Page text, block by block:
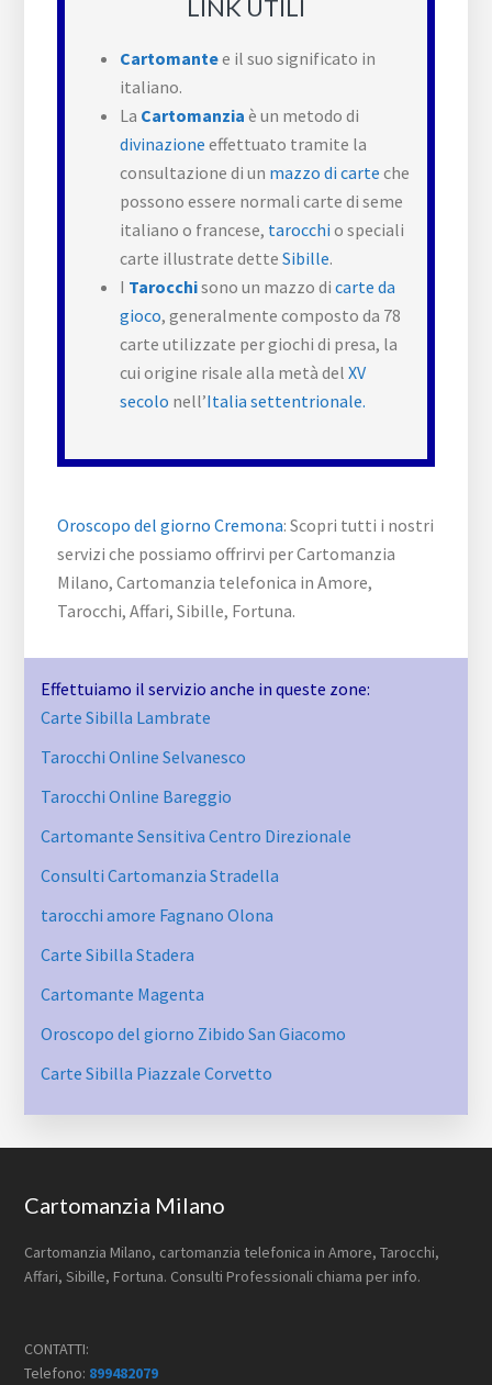
LINK UTILI
Cartomantee il suo significato in
italiano.
La Cartomanzia è un metodo di
divinazione effettuato tramite la
consultazione di un mazzo di carte che
possono essere normali carte di seme
italiano o francese, tarocchi o speciali
carte illustrate detteSibille.
I Tarocchisono un mazzo dicarte da
gioco, generalmente composto da 78
carte utilizzate per giochi di presa, la
cui origine risale alla metà delXV
secolo nell’Italia settentrionale.
Oroscopo del giorno Cremona: Scopri tutti i nostri
servizi che possiamo offrirvi per Cartomanzia
Milano, Cartomanzia telefonica in Amore,
Tarocchi, Affari, Sibille, Fortuna.
Effettuiamo il servizio anche in queste zone:
Carte Sibilla Lambrate
Tarocchi Online Selvanesco
Tarocchi Online Bareggio
Cartomante Sensitiva Centro Direzionale
Consulti Cartomanzia Stradella
tarocchi amore Fagnano Olona
Carte Sibilla Stadera
Cartomante Magenta
Oroscopo del giorno Zibido San Giacomo
Carte Sibilla ​Piazzale ​Corvetto
Footer
Cartomanzia Milano
Cartomanzia Milano, cartomanzia telefonica in Amore, Tarocchi,
Affari, Sibille, Fortuna. Consulti Professionali chiama per info.
CONTATTI:
Telefono: 899482079